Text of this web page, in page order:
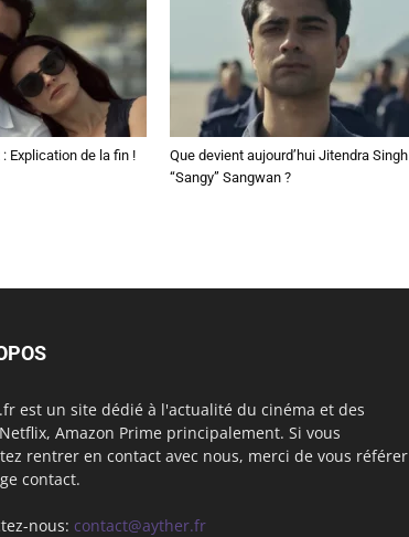
Explication de la fin !
Que devient aujourd’hui Jitendra Singh
“Sangy” Sangwan ?
est un site dédié à l'actualité du cinéma et des
Amazon Prime principalement. Si vous
rentrer en contact avec nous, merci de vous référer
contact.
nous: contact@ayther.fr